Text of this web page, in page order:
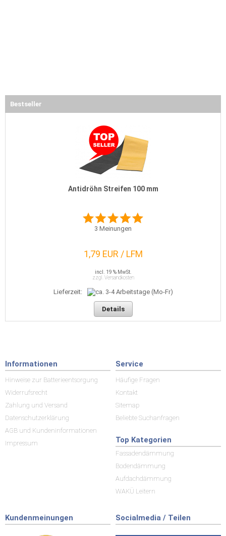
Bestseller
Antidröhn Streifen 100 mm
3 Meinungen
1,79 EUR / LFM
incl. 19 % MwSt.
zzgl. Versandkosten
Lieferzeit:
Details
Informationen
Hinweise zur Batterieentsorgung
Widerrufsrecht
Zahlung und Versand
Datenschutzerklärung
AGB und Kundeninformationen
Impressum
Service
Häufige Fragen
Kontakt
Sitemap
Beliebte Suchanfragen
Top Kategorien
Fassadendämmung
Bodendämmung
Aufdachdämmung
WAKÜ Leitern
Kundenmeinungen Socialmedia / Teilen